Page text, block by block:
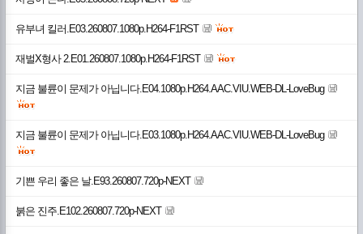
유부녀 킬러.E03.260807.1080p.H264-F1RST
재벌X형사 2.E01.260807.1080p.H264-F1RST
지금 불륜이 문제가 아닙니다.E04.1080p.H264.AAC.VIU.WEB-DL-LoveBug
지금 불륜이 문제가 아닙니다.E03.1080p.H264.AAC.VIU.WEB-DL-LoveBug
기쁜 우리 좋은 날.E93.260807.720p-NEXT
붉은 진주.E102.260807.720p-NEXT